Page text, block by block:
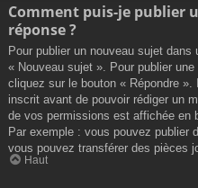
Comment puis-je publier
réponse ?
Pour publier un nouveau sujet
« Nouveau sujet ». Pour publier
cliquez sur le bouton « Répondre
inscrit avant de pouvoir rédiger un
de vos permissions est affichée en
Par exemple : vous pouvez publier
vous pouvez transférer des pièces
Haut